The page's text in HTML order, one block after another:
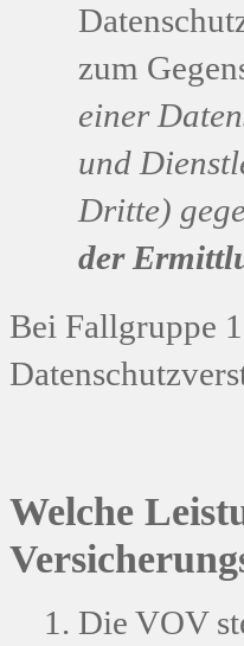
zum
einer
und
Dritte)
der
Bei Fallgruppe
Welche
Die VOV